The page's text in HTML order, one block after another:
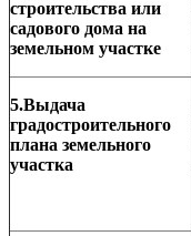
строительства или
садового дома на
земельном участке
5.Выдача
градостроительного
плана земельного
участка